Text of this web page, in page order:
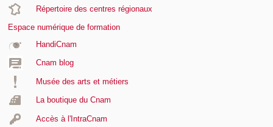
Répertoire des centres régionaux
Espace numérique de formation
HandiCnam
Cnam blog
Musée des arts et métiers
La boutique du Cnam
Accès à l'IntraCnam